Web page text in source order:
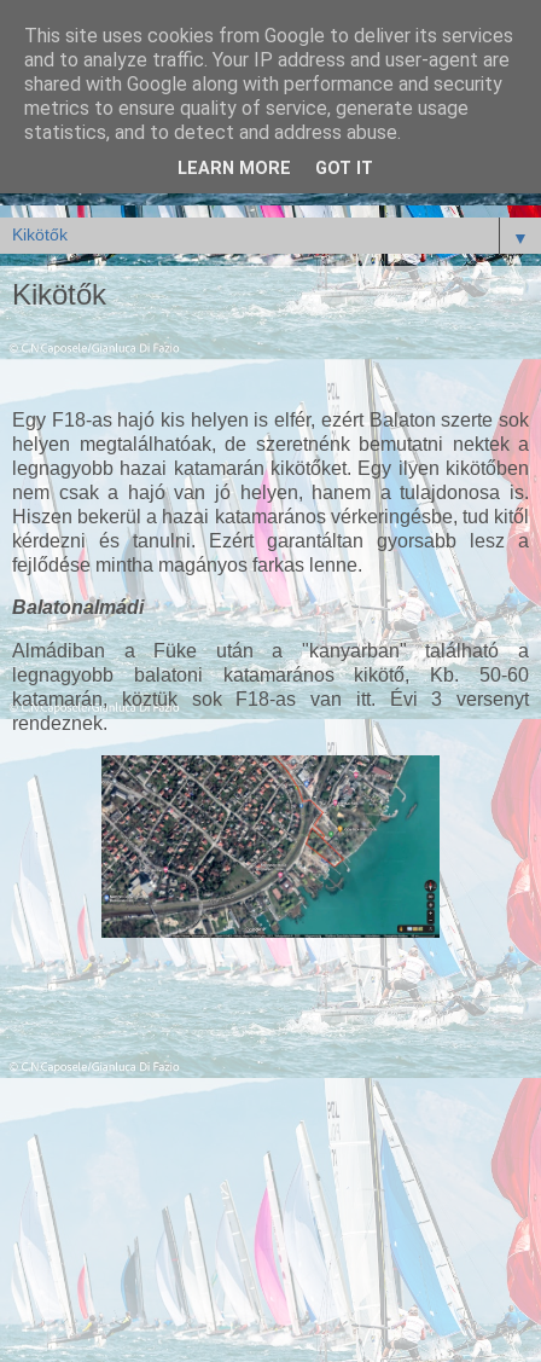
▼
Kikötők
Egy F18-as hajó kis helyen is elfér, ezért Balaton szerte sok
helyen megtalálhatóak, de szeretnénk bemutatni nektek a
legnagyobb hazai katamarán kikötőket. Egy ilyen kikötőben
nem csak a hajó van jó helyen, hanem a tulajdonosa is.
Hiszen bekerül a hazai katamarános vérkeringésbe, tud kitől
kérdezni és tanulni. Ezért garantáltan gyorsabb lesz a
fejlődése mintha magányos farkas lenne.
Balatonalmádi
Almádiban a Füke után a "kanyarban" található a
legnagyobb balatoni katamarános kikötő, Kb. 50-60
katamarán, köztük sok F18-as van itt. Évi 3 versenyt
rendeznek.
This site uses cookies from Google to deliver its services
and to analyze traffic. Your IP address and user-agent are
shared with Google along with performance and security
metrics to ensure quality of service, generate usage
statistics, and to detect and address abuse.
LEARN MORE GOT IT